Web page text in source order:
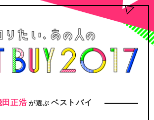
田正浩 が選ぶ ベストバイ